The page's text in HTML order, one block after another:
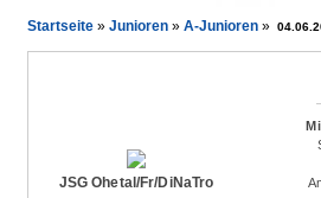
Startseite » Junioren » A-Junioren »
JSG Ohetal/​Fr/​DiNaTro